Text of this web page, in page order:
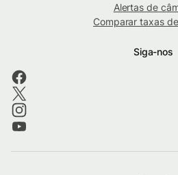
Alertas de
Comparar taxas
Siga-nos